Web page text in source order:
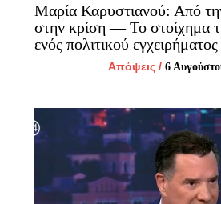
Μαρία Καρυστιανού: Από
στην κρίση — Το στοίχημα
ενός πολιτικού εγχειρήματος
Απόψεις/ 6